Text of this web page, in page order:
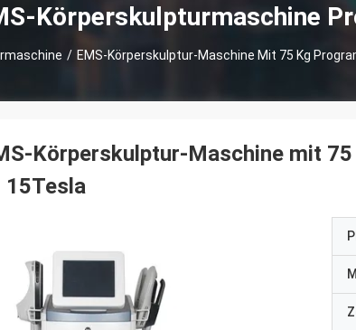
Körperskulpturmaschine
/ EMS-Körperskulptur-Maschine Mit 75 Kg
Körperskulptur-Maschine mit
15Tesla